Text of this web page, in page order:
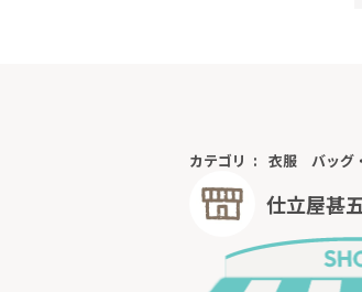
カテゴリ 衣服 バッグ
仕立屋甚